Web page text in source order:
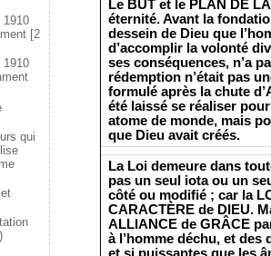
1910
[2
1910
qui
Le BUT et le PLAN DE
éternité. Avant la
dessein de Dieu que
d’accomplir la volonté
ses conséquences, n’a
rédemption n’était pas
formulé après la chute
été laissé se réaliser
atome de monde, mais
que Dieu avait créés.
La Loi demeure dans
pas un seul iota ou un
côté ou modifié ; car la
CARACTÈRE de DIEU.
ALLIANCE de GRÂCE
à l’homme déchu, et
et si puissantes que les